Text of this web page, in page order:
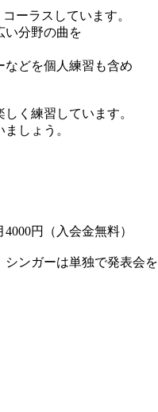
ーラスしています。
分野の曲を
どを個人練習も含め
く練習しています。
しょう。
円（入会金無料）
ンガーは単独で発表会を